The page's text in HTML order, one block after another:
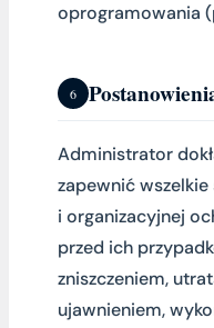
oprogramowania
6
Administrator
zapewnić
i organizacyjnej
przed ich
zniszczeniem,
ujawnieniem,